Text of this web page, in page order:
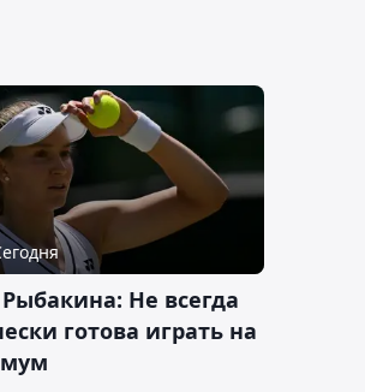
Не всегда
готова играть на